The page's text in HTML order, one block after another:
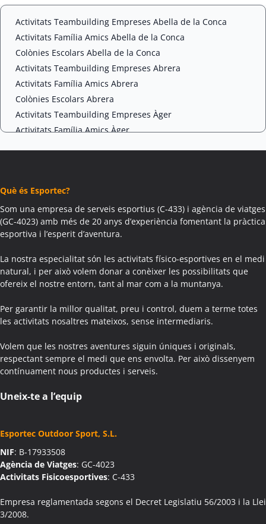
*
H
Activitats Teambuilding Empreses Abella de la Conca
Activitats Família Amics Abella de la Conca
Colònies Escolars Abella de la Conca
Activitats Teambuilding Empreses Abrera
Activitats Família Amics Abrera
Colònies Escolars Abrera
Activitats Teambuilding Empreses Àger
Activitats Família Amics Àger
Colònies Escolars Agramunt
Activitats Teambuilding Empreses Aguilar de Segarra
Activitats Família Amics Aguilar de Segarra
Colònies Escolars Aguilar de Segarra
Activitats Teambuilding Empreses Agullana
Activitats Família Amics Agullana
Colònies Escolars Agullana
Activitats Família Amics Aiguafreda
Activitats Teambuilding Empreses Aiguamúrcia
Activitats Família Amics Aiguamúrcia
Colònies Escolars Aiguamúrcia
Activitats Teambuilding Empreses Aiguaviva
Activitats Teambuilding Empreses Aín
Activitats Família Amics Aín
Colònies Escolars Aín
Activitats Teambuilding Empreses Aitona
Activitats Família Amics Aitona
Colònies Escolars Aitona
Què és Esportec?
Som una empresa de serveis esportius (C-433) i agència de viatges
(GC-4023) amb més de 20 anys d’experiència fomentant la pràctica
esportiva i l’esperit d’aventura.
La nostra especialitat són les activitats físico-esportives en el medi
natural, i per això volem donar a conèixer les possibilitats que
ofereix el nostre entorn, tant al mar com a la muntanya.
Per garantir la millor qualitat, preu i control, duem a terme totes
les activitats nosaltres mateixos, sense intermediaris.
Volem que les nostres aventures siguin úniques i originals,
respectant sempre el medi que ens envolta. Per això dissenyem
contínuament nous productes i serveis.
Uneix-te a l’equip
Esportec Outdoor Sport, S.L.
NIF: B-17933508
Agència de Viatges: GC-4023
Activitats Fisicoesportives: C-433
Empresa reglamentada segons el Decret Legislatiu 56/2003 i la Llei
3/2008.